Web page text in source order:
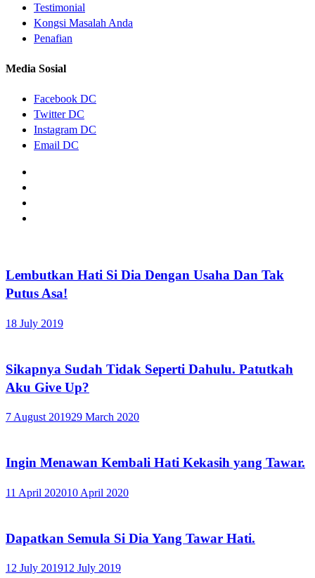
Testimonial
Kongsi Masalah Anda
Penafian
Media Sosial
Facebook DC
Twitter DC
Instagram DC
Email DC
Lembutkan Hati Si Dia Dengan Usaha Dan Tak
Putus Asa!
18 July 2019
Sikapnya Sudah Tidak Seperti Dahulu. Patutkah
Aku Give Up?
7 August 201929 March 2020
Ingin Menawan Kembali Hati Kekasih yang Tawar.
11 April 202010 April 2020
Dapatkan Semula Si Dia Yang Tawar Hati.
12 July 201912 July 2019